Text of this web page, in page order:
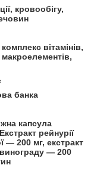
кровообігу,
комплекс вітамінів,
макроелементів,
банка
капсула
рейнурії
— 200 мг, екстракт
винограду — 200